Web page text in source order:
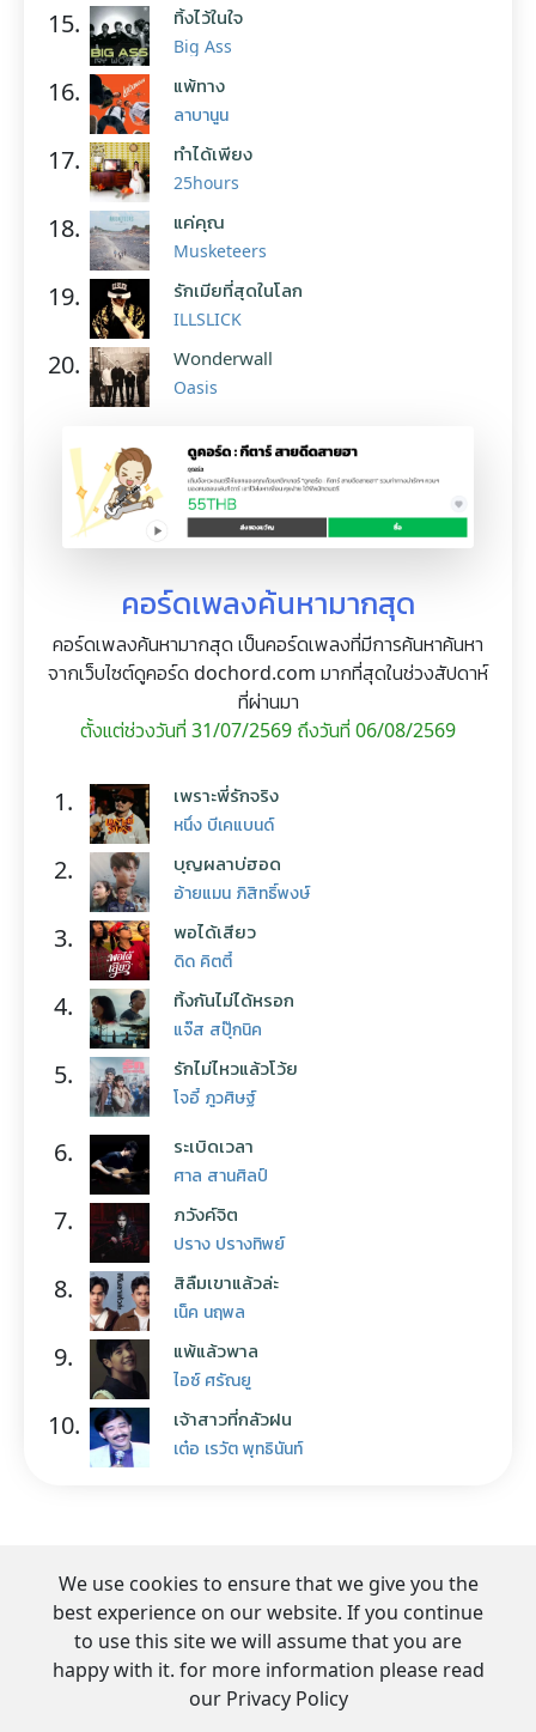
15. ทิ้งไว้ในใจ
Big Ass
16. แพ้ทาง
ลาบานูน
17. ทำได้เพียง
25hours
18. แค่คุณ
Musketeers
19. รักเมียที่สุดในโลก
ILLSLICK
20. Wonderwall
Oasis
คอร์ดเพลงค้นหามากสุด
คอร์ดเพลงค้นหามากสุด เป็นคอร์ดเพลงที่มีการค้นหาค้นหา
จากเว็บไซต์ดูคอร์ด dochord.com มากที่สุดในช่วงสัปดาห์
ที่ผ่านมา
ตั้งแต่ช่วงวันที่ 31/07/2569 ถึงวันที่ 06/08/2569
1. เพราะพี่รักจริง
หนึ่ง บีเคแบนด์
2. บุญผลาบ่ฮอด
อ้ายแมน ภิสิทธิ์พงษ์
3. พอได้เสียว
ดิด คิตตี้
4. ทิ้งกันไม่ได้หรอก
แจ๊ส สปุ๊กนิค
5. รักไม่ไหวแล้วโว้ย
โจอี้ ภูวศิษฐ์
6. ระเบิดเวลา
ศาล สานศิลป์
7. ภวังค์จิต
ปราง ปรางทิพย์
8. สิลืมเขาแล้วล่ะ
เน็ค นฤพล
9. แพ้แล้วพาล
ไอซ์ ศรัณยู
10. เจ้าสาวที่กลัวฝน
เต๋อ เรวัต พุทธินันท์
We use cookies to ensure that we give you the
best experience on our website. If you continue
to use this site we will assume that you are
happy with it. for more information please read
our Privacy Policy